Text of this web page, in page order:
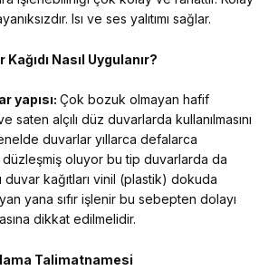
Isı ve ses yalıtımı sağlar.
Kağıdı Nasıl Uygulanır?
yapısı: Çok bozuk olmayan hafif
saten alçılı düz duvarlarda kullanılmasını
duvarlar yıllarca defalarca
oluyor bu tip duvarlarda da
duvar kağıtları vinil (plastik) dokuda
yana sıfır işlenir bu sebepten dolayı
dikkat edilmelidir.
Talimatnamesi